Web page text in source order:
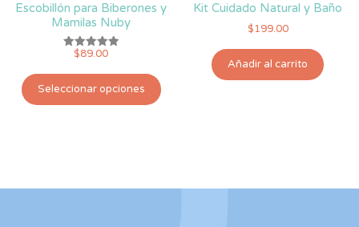
Escobillón para Biberones y
Mamilas Nuby
Valorado
5.00
de 5
$89.00
Seleccionar opciones
producto
Kit Cuidado Natural y Baño
$199.00
Añadir al carrito